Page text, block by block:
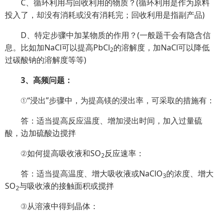
C、循环利用与回收利用的物质？(循环利用是作为原料
投入了，却没有消耗或没有消耗完；回收利用是指副产品)
D、特定步骤中加某物质的作用？(一般题干会有隐含信
息。比如加NaCl可以提高PbCl2的溶解度，加NaCl可以降低
过碳酸钠的溶解度等等)
3、高频问题：
①“浸出”步骤中，为提高镁的浸出率，可采取的措施有：
答：适当提高反应温度、增加浸出时间，加入过量硫
酸，边加硫酸边搅拌
②如何提高吸收液和SO2反应速率：
答：适当提高温度、增大吸收液或NaClO3的浓度、增大
SO2与吸收液的接触面积或搅拌
③从溶液中得到晶体：